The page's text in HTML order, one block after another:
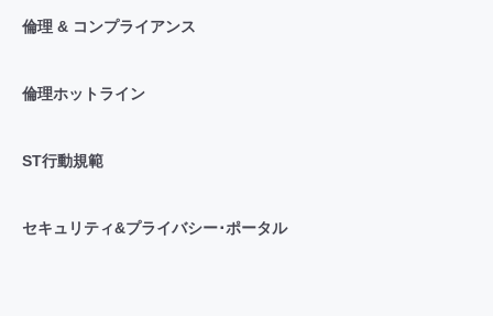
倫理 & コンプライアンス
倫理ホットライン
ST行動規範
セキュリティ&プライバシー･ポータル